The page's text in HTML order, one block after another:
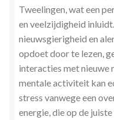
in woord en beeld
Priesteressen van Isis-
Privacybeleid
Stress en Burn-out
Tweelingen, wat een
en veelzijdigheid
nieuwsgierigheid en
opdoet door te lezen,
interacties met nieuwe
mentale activiteit kan
stress vanwege een
energie, die op de